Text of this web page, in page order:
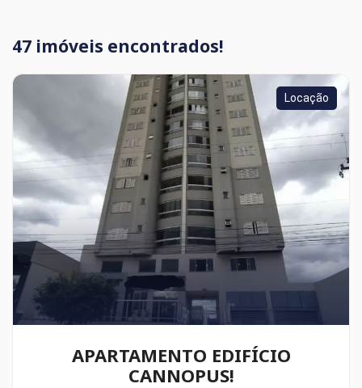
47 imóveis encontrados!
Locação
APARTAMENTO EDIFÍCIO
CANNOPUS!